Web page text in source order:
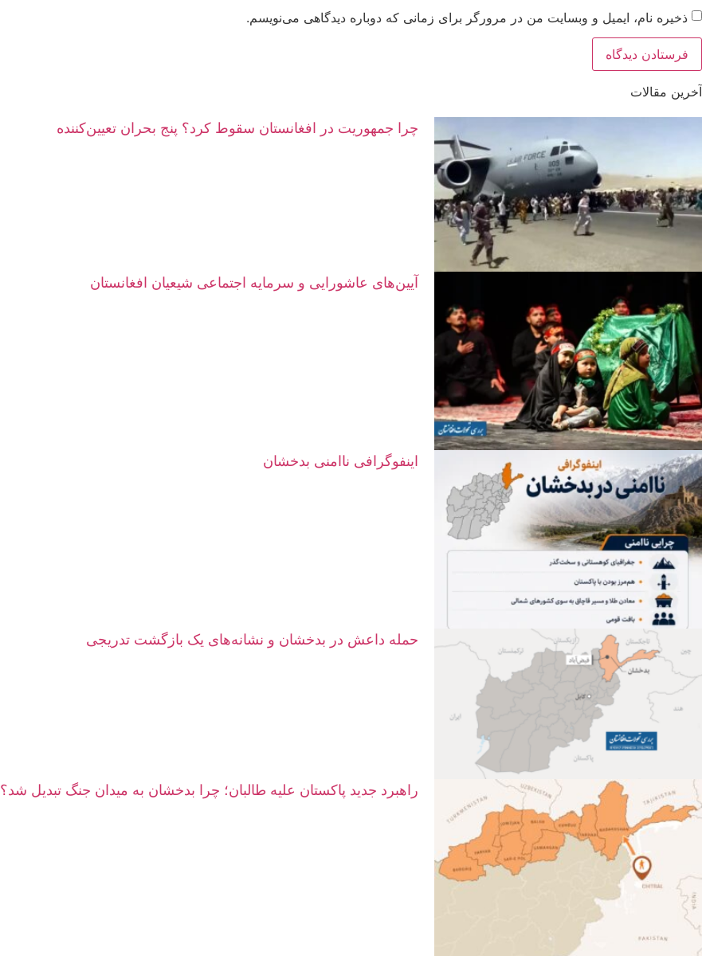
ذخیره نام، ایمیل و وبسایت من در مرورگر برای زمانی که دوباره دیدگاهی می‌نویسم.
آخرین مقالات
چرا جمهوریت در افغانستان سقوط کرد؟ پنج بحران تعیین‌کننده
آیین‌های عاشورایی و سرمایه اجتماعی شیعیان افغانستان
اینفوگرافی ناامنی بدخشان
حمله داعش در بدخشان و نشانه‌های یک بازگشت تدریجی
راهبرد جدید پاکستان علیه طالبان؛ چرا بدخشان به میدان جنگ تبدیل شد؟